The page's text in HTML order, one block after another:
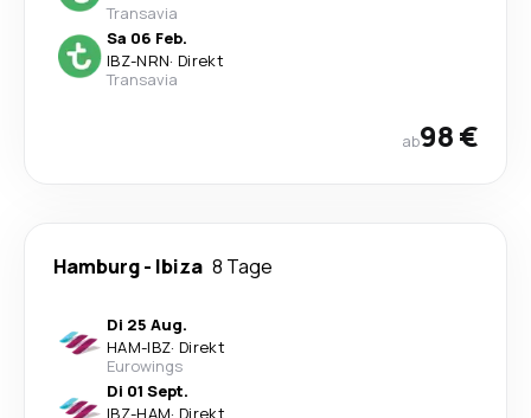
Transavia
Sa 06 Feb.
IBZ-NRN· Direkt
Transavia
ab98 €
Hamburg- Ibiza 8 Tage
Di 25 Aug.
HAM-IBZ· Direkt
Eurowings
Di 01 Sept.
IBZ-HAM· Direkt